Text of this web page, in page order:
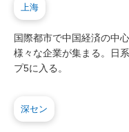
上海
国際都市で中国経済の中
様々な企業が集まる。日
プ5に入る。
深セン